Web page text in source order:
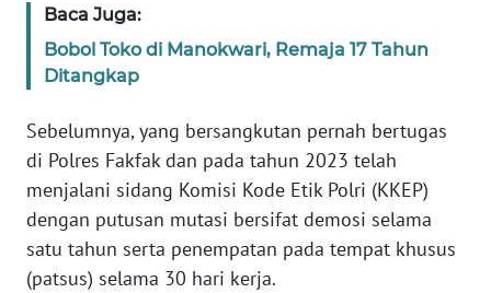
Baca Juga:
Bobol Toko di Manokwari, Remaja 17 Tahun
Ditangkap
Sebelumnya, yang bersangkutan pernah bertugas
di Polres Fakfak dan pada tahun 2023 telah
menjalani sidang Komisi Kode Etik Polri (KKEP)
dengan putusan mutasi bersifat demosi selama
satu tahun serta penempatan pada tempat khusus
(patsus) selama 30 hari kerja.
Wahana
Regional
WN
SUMUT
WN
JAKARTA
WN